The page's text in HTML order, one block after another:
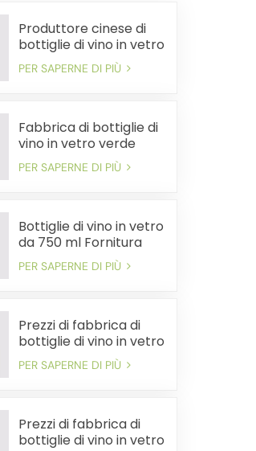
Produttore cinese di
bottiglie di vino in vetro
pesante da 750 ml
PER SAPERNE DI PIÙ
Fabbrica di bottiglie di
vino in vetro verde
antico premium da
750 ml
PER SAPERNE DI PIÙ
Bottiglie di vino in vetro
da 750 ml Fornitura
all'ingrosso Spedizione
veloce conveniente
PER SAPERNE DI PIÙ
Prezzi di fabbrica di
bottiglie di vino in vetro
da 750 ml all'ingrosso
Spedizione rapida
PER SAPERNE DI PIÙ
Prezzi di fabbrica di
bottiglie di vino in vetro